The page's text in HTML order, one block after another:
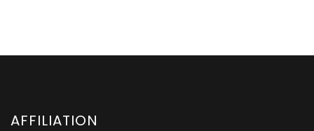
AFFILIATION